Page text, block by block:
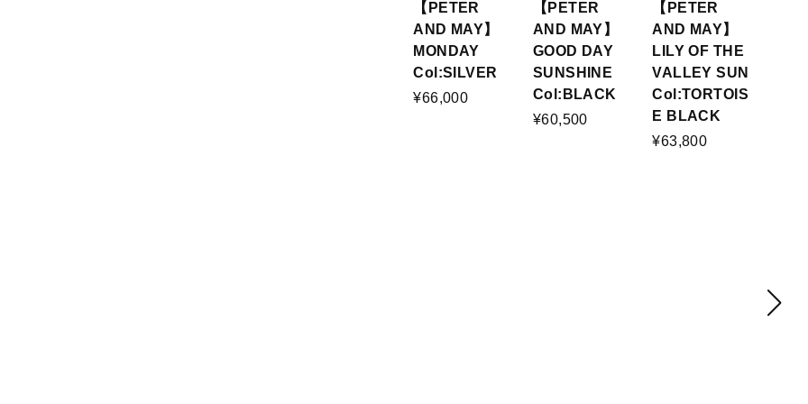
【PETER
AND MAY】
MONDAY
Col:SILVER
¥66,000
【PETER
AND MAY】
GOOD DAY
SUNSHINE
Col:BLACK
¥60,500
【PETER
AND MAY】
LILY OF THE
VALLEY SUN
Col:TORTOIS
E BLACK
¥63,800